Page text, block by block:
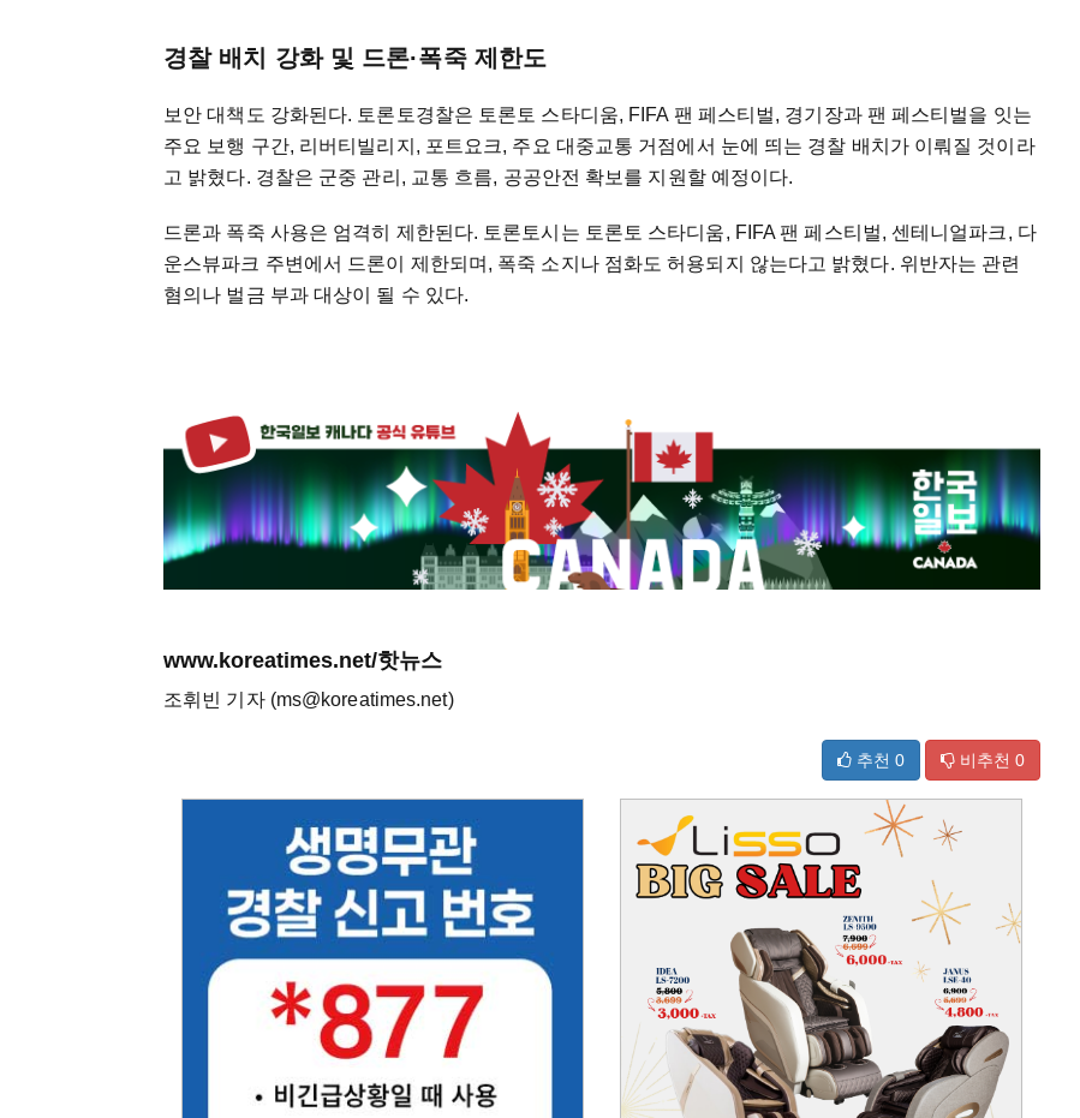
경찰 배치 강화 및 드론·폭죽 제한도
보안 대책도 강화된다. 토론토경찰은 토론토 스타디움, FIFA 팬 페스티벌, 경기장과 팬 페스티벌을 잇는
주요 보행 구간, 리버티빌리지, 포트요크, 주요 대중교통 거점에서 눈에 띄는 경찰 배치가 이뤄질 것이라
고 밝혔다. 경찰은 군중 관리, 교통 흐름, 공공안전 확보를 지원할 예정이다.
드론과 폭죽 사용은 엄격히 제한된다. 토론토시는 토론토 스타디움, FIFA 팬 페스티벌, 센테니얼파크, 다
운스뷰파크 주변에서 드론이 제한되며, 폭죽 소지나 점화도 허용되지 않는다고 밝혔다. 위반자는 관련
혐의나 벌금 부과 대상이 될 수 있다.
www.koreatimes.net/핫뉴스
조휘빈 기자 (ms@koreatimes.net)
추천 0 비추천 0